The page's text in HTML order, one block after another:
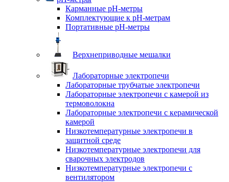
Карманные pH-метры
Комплектующие к pH-метрам
Портативные pH-метры
Верхнеприводные мешалки
Лабораторные электропечи
Лабораторные трубчатые электропечи
Лабораторные электропечи с камерой из
термоволокна
Лабораторные электропечи с керамической
камерой
Низкотемпературные электропечи в
защитной среде
Низкотемпературные электропечи для
cварочных электродов
Низкотемпературные электропечи с
вентилятором